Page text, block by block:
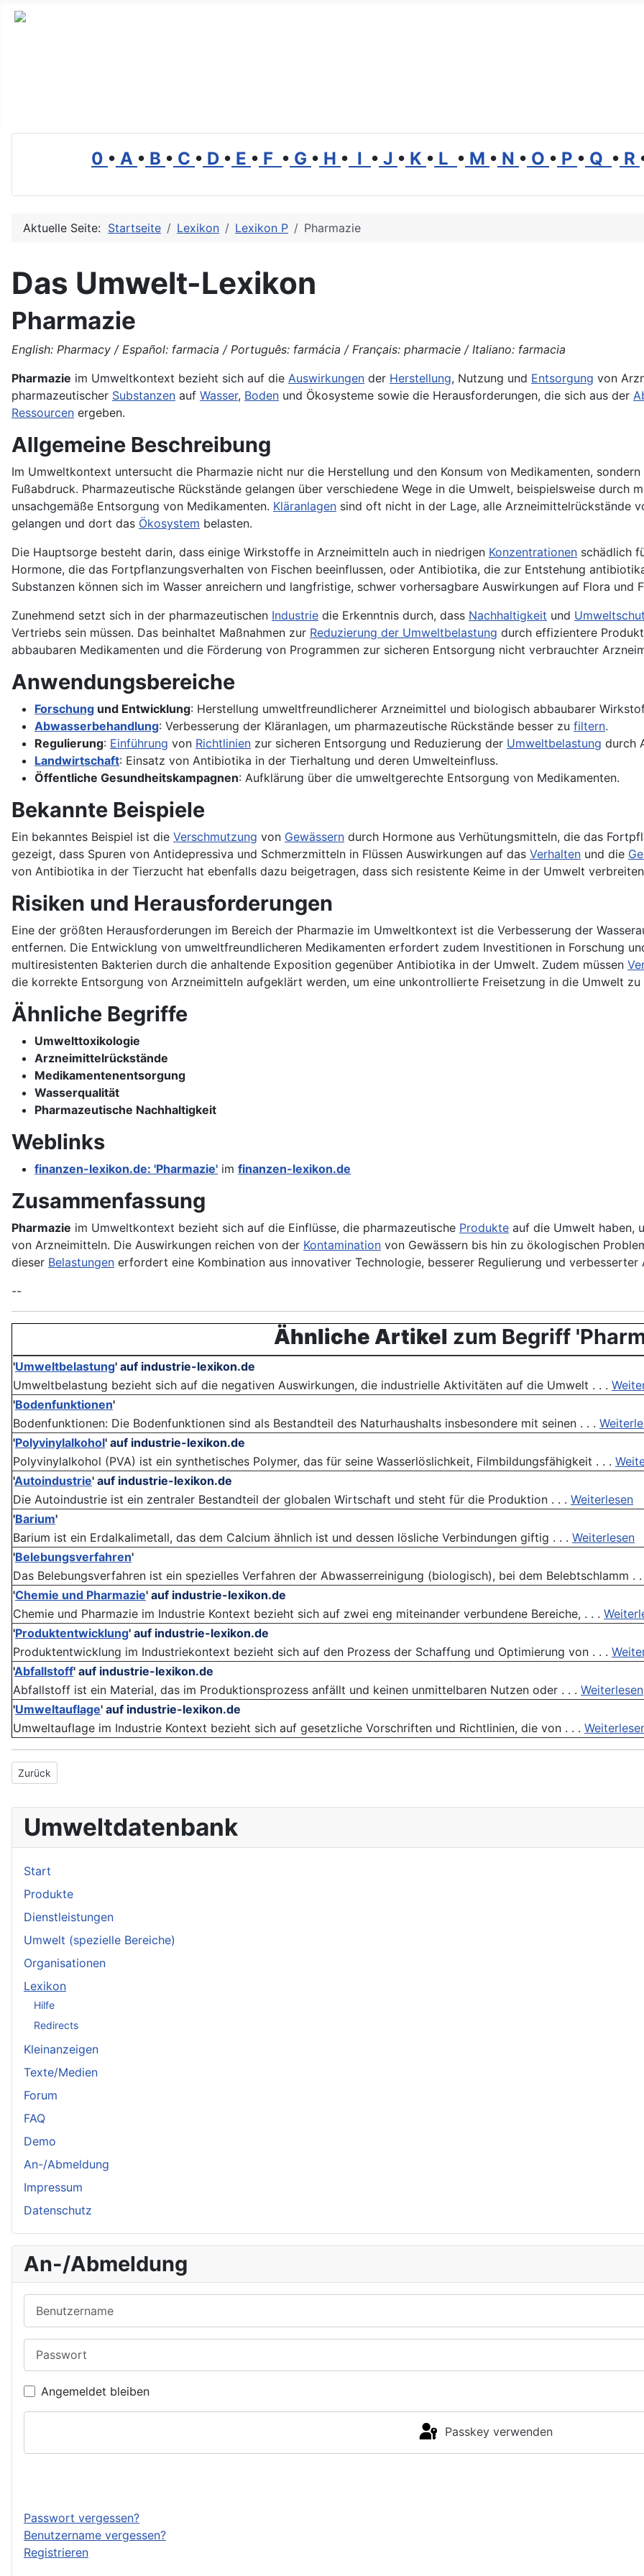
0 • A • B • C • D • E • F • G • H • I • J • K • L • M • N • O • P • Q • R
Aktuelle Seite: Startseite Lexikon Lexikon P Pharmazie
Das Umwelt-Lexikon
Pharmazie
English: Pharmacy / Español: farmacia / Português: farmácia / Français: pharmacie / Italiano: farmacia
Pharmazie im Umweltkontext bezieht sich auf die Auswirkungen der Herstellung, Nutzung und Entsorgung von
pharmazeutischer Substanzen auf Wasser, Boden und Ökosysteme sowie die Herausforderungen, die sich aus der
Ressourcen ergeben.
Allgemeine Beschreibung
Im Umweltkontext untersucht die Pharmazie nicht nur die Herstellung und den Konsum von Medikamenten, sondern
Fußabdruck. Pharmazeutische Rückstände gelangen über verschiedene Wege in die Umwelt, beispielsweise durch
unsachgemäße Entsorgung von Medikamenten. Kläranlagen sind oft nicht in der Lage, alle Arzneimittelrückstände
gelangen und dort das Ökosystem belasten.
Die Hauptsorge besteht darin, dass einige Wirkstoffe in Arzneimitteln auch in niedrigen Konzentrationen schädlich
Hormone, die das Fortpflanzungsverhalten von Fischen beeinflussen, oder Antibiotika, die zur Entstehung
Substanzen können sich im Wasser anreichern und langfristige, schwer vorhersagbare Auswirkungen auf Flora und
Zunehmend setzt sich in der pharmazeutischen Industrie die Erkenntnis durch, dass Nachhaltigkeit und
Vertriebs sein müssen. Das beinhaltet Maßnahmen zur Reduzierung der Umweltbelastung durch effizientere
abbaubaren Medikamenten und die Förderung von Programmen zur sicheren Entsorgung nicht verbrauchter
Anwendungsbereiche
Forschung und Entwicklung: Herstellung umweltfreundlicherer Arzneimittel und biologisch abbaubarer
Abwasserbehandlung: Verbesserung der Kläranlagen, um pharmazeutische Rückstände besser zu filtern.
Regulierung: Einführung von Richtlinien zur sicheren Entsorgung und Reduzierung der Umweltbelastung durch
Landwirtschaft: Einsatz von Antibiotika in der Tierhaltung und deren Umwelteinfluss.
Öffentliche Gesundheitskampagnen: Aufklärung über die umweltgerechte Entsorgung von Medikamenten.
Bekannte Beispiele
Ein bekanntes Beispiel ist die Verschmutzung von Gewässern durch Hormone aus Verhütungsmitteln, die das
gezeigt, dass Spuren von Antidepressiva und Schmerzmitteln in Flüssen Auswirkungen auf das Verhalten und die
von Antibiotika in der Tierzucht hat ebenfalls dazu beigetragen, dass sich resistente Keime in der Umwelt
Risiken und Herausforderungen
Eine der größten Herausforderungen im Bereich der Pharmazie im Umweltkontext ist die Verbesserung der
entfernen. Die Entwicklung von umweltfreundlicheren Medikamenten erfordert zudem Investitionen in Forschung
multiresistenten Bakterien durch die anhaltende Exposition gegenüber Antibiotika in der Umwelt. Zudem müssen
die korrekte Entsorgung von Arzneimitteln aufgeklärt werden, um eine unkontrollierte Freisetzung in die Umwelt zu
Ähnliche Begriffe
Umwelttoxikologie
Arzneimittelrückstände
Medikamentenentsorgung
Wasserqualität
Pharmazeutische Nachhaltigkeit
Weblinks
finanzen-lexikon.de: 'Pharmazie' im finanzen-lexikon.de
Zusammenfassung
Pharmazie im Umweltkontext bezieht sich auf die Einflüsse, die pharmazeutische Produkte auf die Umwelt haben,
von Arzneimitteln. Die Auswirkungen reichen von der Kontamination von Gewässern bis hin zu ökologischen
dieser Belastungen erfordert eine Kombination aus innovativer Technologie, besserer Regulierung und
--
Ähnliche Artikel zum Begriff
'Umweltbelastung' auf industrie-lexikon.de
Umweltbelastung bezieht sich auf die negativen Auswirkungen, die industrielle Aktivitäten auf die Umwelt . . .
'Bodenfunktionen'
Bodenfunktionen: Die Boden­funktionen sind als Bestandteil des Naturhaushalts insbesondere mit seinen . . .
'Polyvinylalkohol' auf industrie-lexikon.de
Polyvinylalkohol (PVA) ist ein synthetisches Polymer, das für seine Wasserlöslichkeit, Filmbildungsfähigkeit . . .
'Autoindustrie' auf industrie-lexikon.de
Die Autoindustrie ist ein zentraler Bestandteil der globalen Wirtschaft und steht für die Produktion . . . Weiterlesen
'Barium'
Barium ist ein Erdalkalimetall, das dem Calcium ähnlich ist und dessen lösliche Verbindungen giftig . . . Weiterlesen
'Belebungsverfahren'
Das Belebungsverfahren ist ein spezielles Verfahren der Abwasserreinigung (biologisch), bei dem Belebtschlamm . .
'Chemie und Pharmazie' auf industrie-lexikon.de
Chemie und Pharmazie im Industrie Kontext bezieht sich auf zwei eng miteinander verbundene Bereiche, . . .
'Produktentwicklung' auf industrie-lexikon.de
Produktentwicklung im Industriekontext bezieht sich auf den Prozess der Schaffung und Optimierung von . . .
'Abfallstoff' auf industrie-lexikon.de
Abfallstoff ist ein Material, das im Produktionsprozess anfällt und keinen unmittelbaren Nutzen oder . . . Weiterlesen
'Umweltauflage' auf industrie-lexikon.de
Umweltauflage im Industrie Kontext bezieht sich auf gesetzliche Vorschriften und Richtlinien, die von . . .
Vorheriger Beitrag: Pharmazeutikum
Zurück
Umweltdatenbank
Start
Produkte
Dienstleistungen
Umwelt (spezielle Bereiche)
Organisationen
Lexikon
Hilfe
Redirects
Kleinanzeigen
Texte/Medien
Forum
FAQ
Demo
An-/Abmeldung
Impressum
Datenschutz
An-/Abmeldung
Angemeldet bleiben
Passkey verwenden
Passwort vergessen?
Benutzername vergessen?
Registrieren